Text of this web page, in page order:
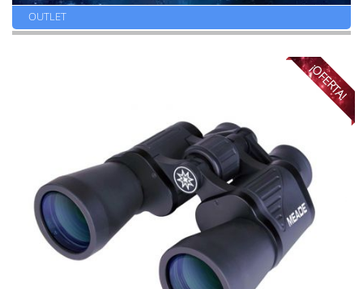
OUTLET
¡OFERTA!